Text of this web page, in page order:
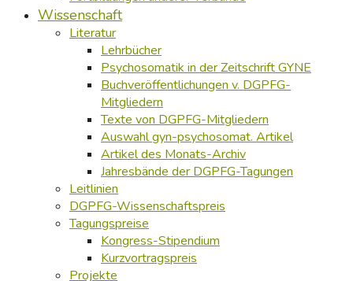
Wissenschaft
Literatur
Lehrbücher
Psychosomatik in der Zeitschrift GYNE
Buchveröffentlichungen v. DGPFG-
Mitgliedern
Texte von DGPFG-Mitgliedern
Auswahl gyn-psychosomat. Artikel
Artikel des Monats-Archiv
Jahresbände der DGPFG-Tagungen
Leitlinien
DGPFG-Wissenschaftspreis
Tagungspreise
Kongress-Stipendium
Kurzvortragspreis
Projekte